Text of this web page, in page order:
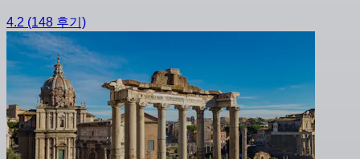
4.2 (148 후기)